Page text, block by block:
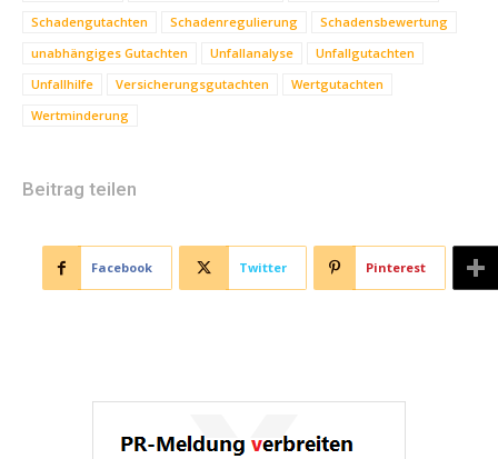
Schadengutachten
Schadenregulierung
Schadensbewertung
unabhängiges Gutachten
Unfallanalyse
Unfallgutachten
Unfallhilfe
Versicherungsgutachten
Wertgutachten
Wertminderung
Beitrag teilen
Facebook Twitter Pinterest